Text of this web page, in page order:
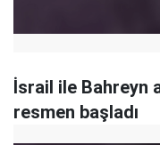
İsrail ile Bahreyn
resmen başladı